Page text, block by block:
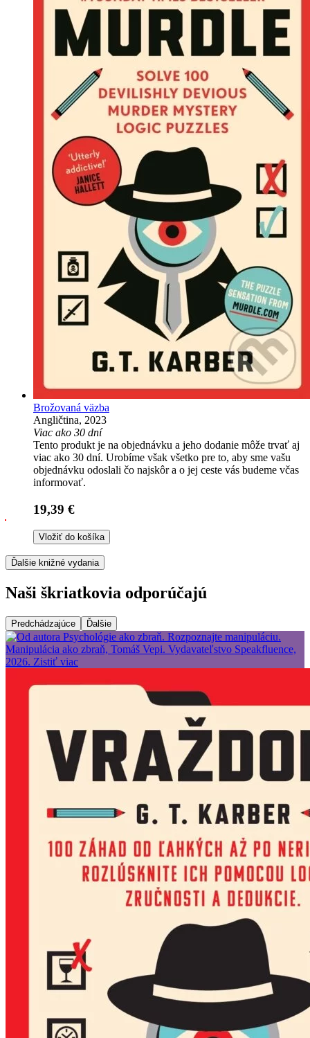
Brožovaná väzba
Angličtina, 2023
Viac ako 30 dní
Tento produkt je na objednávku a jeho dodanie môže trvať aj
viac ako 30 dní. Urobíme však všetko pre to, aby sme vašu
objednávku odoslali čo najskôr a o jej ceste vás budeme včas
informovať.
19,39 €
Vložiť do košíka
Ďalšie knižné vydania
Naši škriatkovia odporúčajú
Predchádzajúce Ďalšie